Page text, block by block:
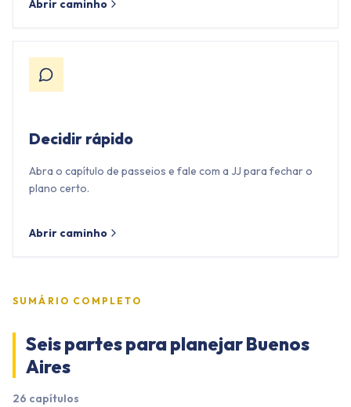
Abrir caminho
Decidir rápido
Abra o capítulo de passeios e fale com a JJ para fechar o
plano certo.
Abrir caminho
SUMÁRIO COMPLETO
Seis partes para planejar Buenos
Aires
26 capítulos